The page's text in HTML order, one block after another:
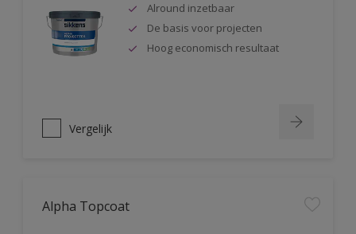
Alround inzetbaar
De basis voor projecten
Hoog economisch resultaat
Vergelijk
Alpha Topcoat